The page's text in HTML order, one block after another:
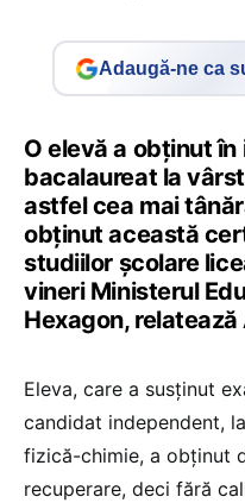
Adaugă-ne ca
O elevă a obţinut
bacalaureat la
astfel cea mai
obţinut această
studiilor şcolare
vineri Ministerul
Hexagon,
Eleva, care a susţinut
candidat independent,
fizică-chimie, a obţinut
recuperare, deci fără